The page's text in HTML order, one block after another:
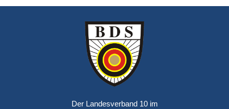
Der Landesverband 10 im